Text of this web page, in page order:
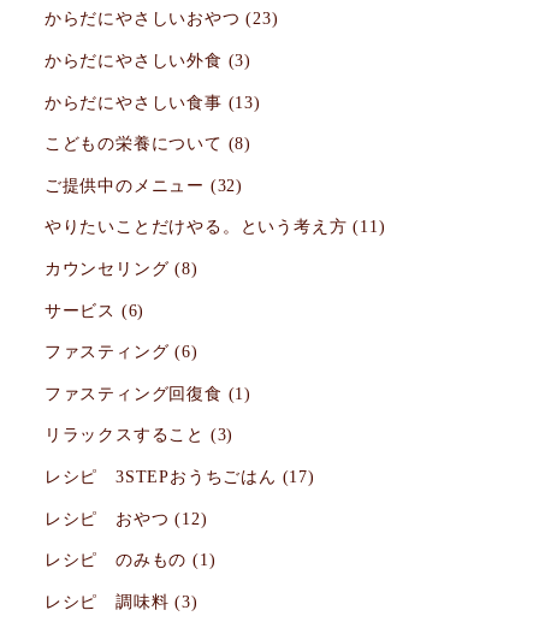
からだにやさしいおやつ (23)
からだにやさしい外食 (3)
からだにやさしい食事 (13)
こどもの栄養について (8)
ご提供中のメニュー (32)
やりたいことだけやる。という考え方 (11)
カウンセリング (8)
サービス (6)
ファスティング (6)
ファスティング回復食 (1)
リラックスすること (3)
レシピ 3STEPおうちごはん (17)
レシピ おやつ (12)
レシピ のみもの (1)
レシピ 調味料 (3)